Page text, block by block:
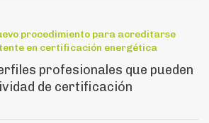
procedimiento para acreditarse
en certificación energética
profesionales que pueden
de certificación